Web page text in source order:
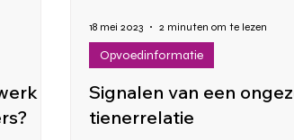
je
Signalen van een
tienerrelatie
Opvoedinformatie
18 mei 2023 2 minuten om te lezen